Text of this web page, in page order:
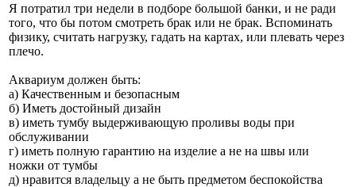
Я потратил три недели в подборе большой банки, и не ради
того, что бы потом смотреть брак или не брак. Вспоминать
физику, считать нагрузку, гадать на картах, или плевать через
плечо.
Аквариум должен быть:
а) Качественным и безопасным
б) Иметь достойный дизайн
в) иметь тумбу выдерживающую проливы воды при
обслуживании
г) иметь полную гарантию на изделие а не на швы или
ножки от тумбы
д) нравится владельцу а не быть предметом беспокойства